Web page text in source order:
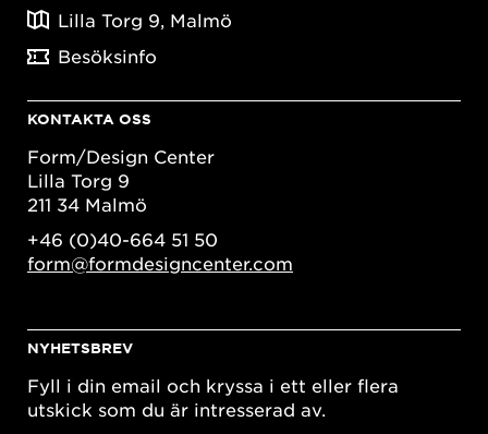
Lilla Torg 9, Malmö
Besöksinfo
KONTAKTA OSS
Form/Design Center
Lilla Torg 9
211 34 Malmö
+46 (0)40-664 51 50
form@formdesigncenter.com
NYHETSBREV
Fyll i din email och kryssa i ett eller flera
utskick som du är intresserad av.